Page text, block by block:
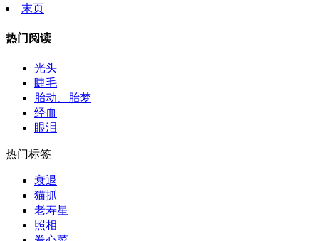
末页
热门阅读
光头
睫毛
胎动、胎梦
经血
眼泪
热门标签
衰退
猫抓
老寿星
照相